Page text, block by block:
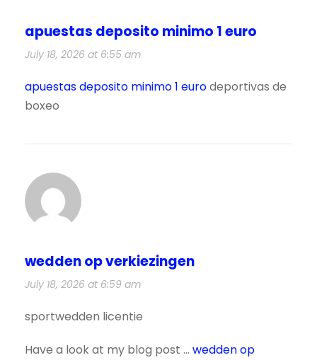
apuestas deposito minimo 1 euro
July 18, 2026 at 6:55 am
apuestas deposito minimo 1 eurodeportivas de
boxeo
wedden op verkiezingen
July 18, 2026 at 6:59 am
sportwedden licentie
Have a look at my blog post … wedden op